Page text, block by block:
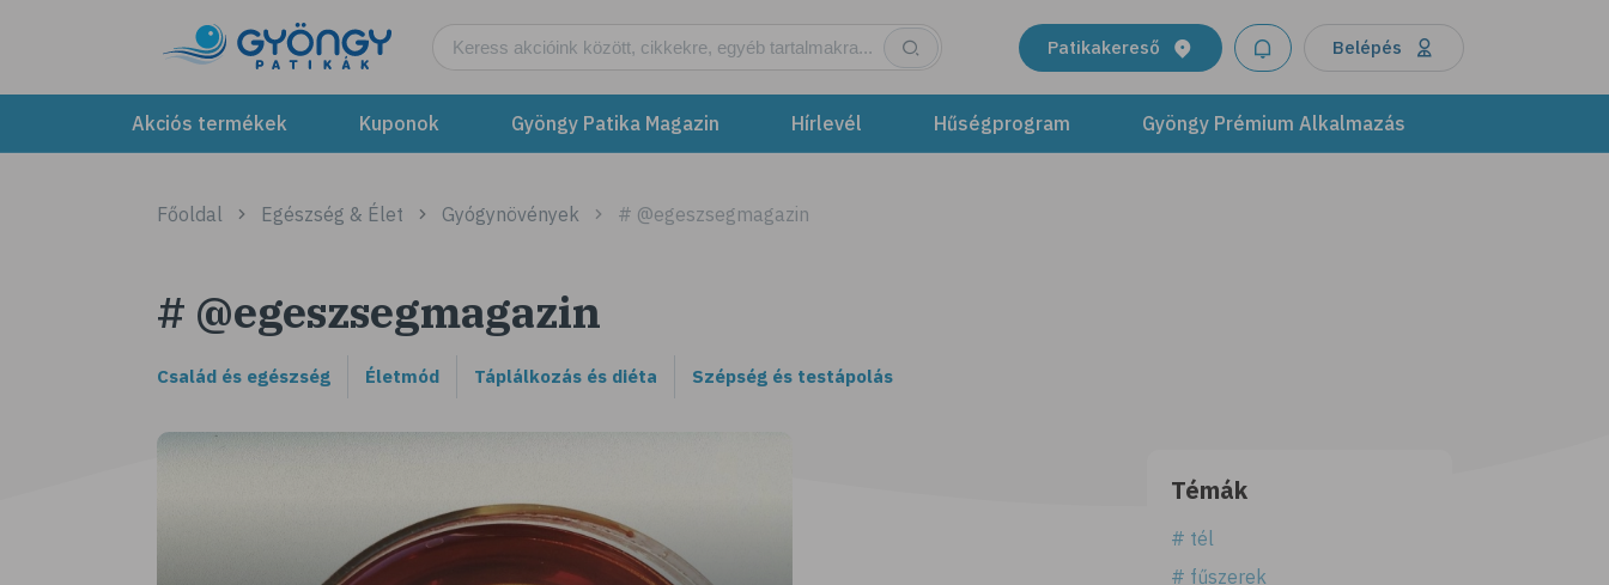
Patikakereső Belépés
Akciós termékek Kuponok Gyöngy Patika Magazin Hírlevél Hűségprogram Gyöngy Prémium Alkalmazás
Főoldal Egészség & Élet Gyógynövények # @egeszsegmagazin
# @egeszsegmagazin
Család és egészség Életmód Táplálkozás és diéta Szépség és testápolás
Témák
# tél
# fűszerek